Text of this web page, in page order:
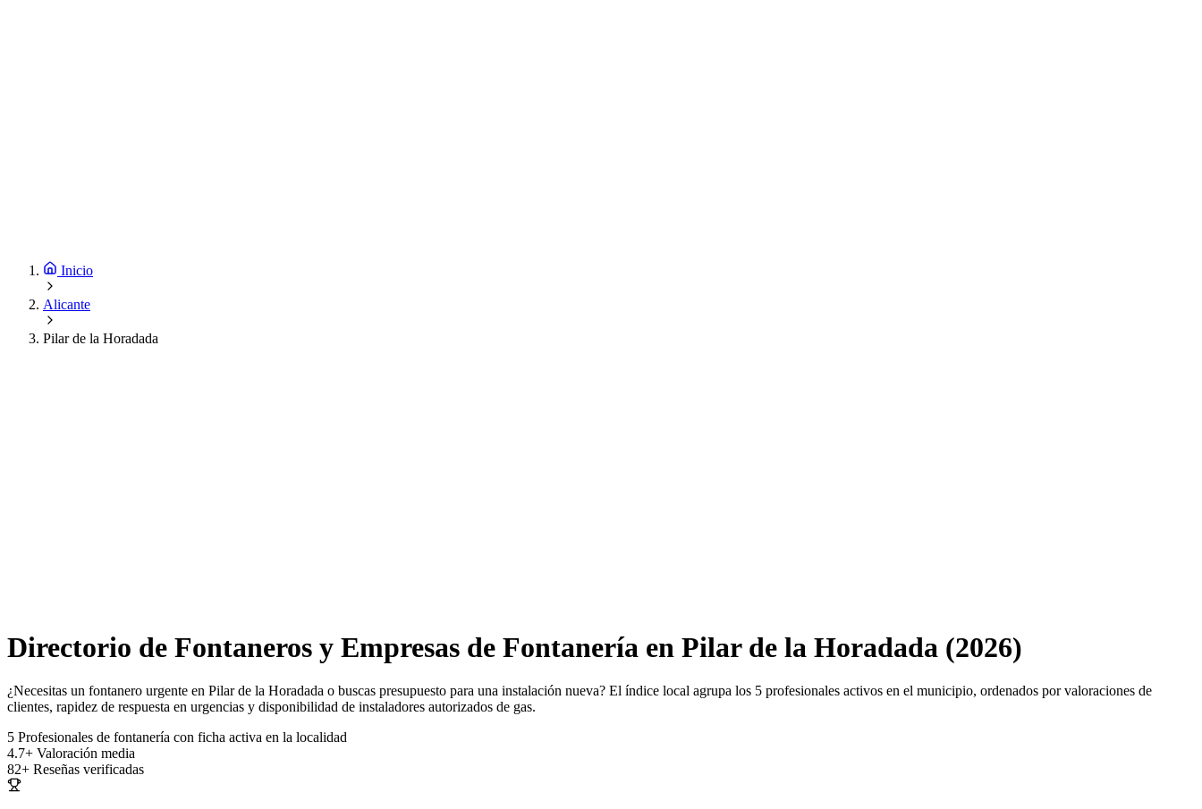
Inicio
Alicante
Pilar de la Horadada
Directorio de Fontaneros y Empresas de Fontanería en Pilar de la Horadada (2026)
¿Necesitas un fontanero urgente en Pilar de la Horadada o buscas presupuesto para una instalación nueva? El índice local agrupa los 5 profesionales activos en el municipio, ordenados por valoraciones de
clientes, rapidez de respuesta en urgencias y disponibilidad de instaladores autorizados de gas.
5 Profesionales de fontanería con ficha activa en la localidad
4.7+ Valoración media
82+ Reseñas verificadas